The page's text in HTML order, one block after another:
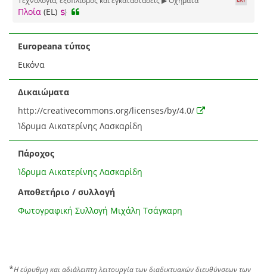
Πλοία (EL)
Europeana τύπος
Εικόνα
Δικαιώματα
http://creativecommons.org/licenses/by/4.0/
Ίδρυμα Αικατερίνης Λασκαρίδη
Πάροχος
Ίδρυμα Αικατερίνης Λασκαρίδη
Αποθετήριο / συλλογή
Φωτογραφική Συλλογή Μιχάλη Τσάγκαρη
*Η εύρυθμη και αδιάλειπτη λειτουργία των διαδικτυακών διευθύνσεων των